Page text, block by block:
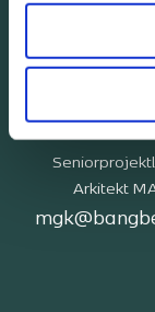
Mette
Arkitekt